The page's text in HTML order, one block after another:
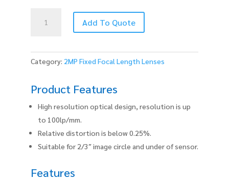
C3516-
Add To Quote
Category: 2MP Fixed Focal Length Lenses
Product Features
High resolution optical design, resolution is up
to 100lp/mm.
Relative distortion is below 0.25%.
Suitable for 2/3″ image circle and under of sensor.
Features